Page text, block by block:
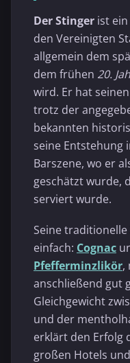
Der Stinger ist
den Vereinigten
allgemein dem
dem frühen 20.
wird. Er hat
trotz der
bekannten
seine Entstehung
Barszene, wo er
geschätzt wurde,
serviert wurde.
Seine
einfach: Cognac
Pfefferminzlikör,
anschließend gut
Gleichgewicht
und der
erklärt den Erfolg
großen Hotels